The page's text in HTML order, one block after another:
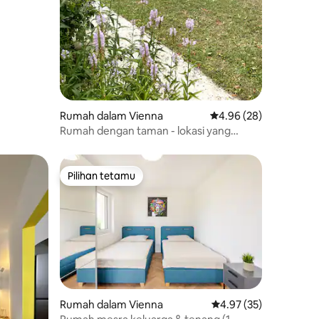
Rumah dalam Vienna Penarafan purata
4.96 (28)
Rumah dengan taman - lokasi yang
Pilihan tetamu
Pilihan tetamu
Rumah dalam Vienna Penarafan purata
4.97 (35)